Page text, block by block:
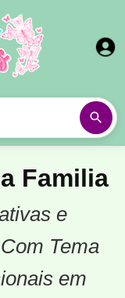
Familia
e
Tema
em